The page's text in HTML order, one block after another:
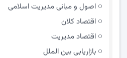
اصول و مبانی مدیریت اسلامی
اقتصاد کلان
اقتصاد مدیریت
بازاریابی بین الملل